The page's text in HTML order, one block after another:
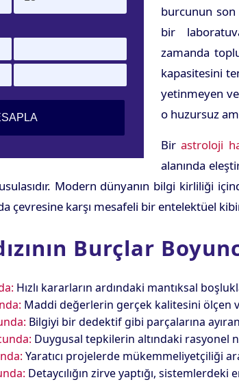
burcunun son
bir
zamanda
kapasitesini
yetinmeyen
o huzursuz
Birastroloji
alanında
Modern dünyanın bilgi kirliliği
çevresine karşı mesafeli bir entelektüel
Burçlar
Hızlı kararların ardındaki mantıksal
Maddi değerlerin gerçek kalitesini ölçen
Bilgiyi bir dedektif gibi parçalarına
Duygusal tepkilerin altındaki rasyonel
Yaratıcı projelerde mükemmeliyetçiliği
Detaycılığın zirve yaptığı,